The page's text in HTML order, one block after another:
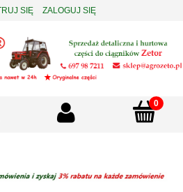
SIĘ ZALOGUJ SIĘ